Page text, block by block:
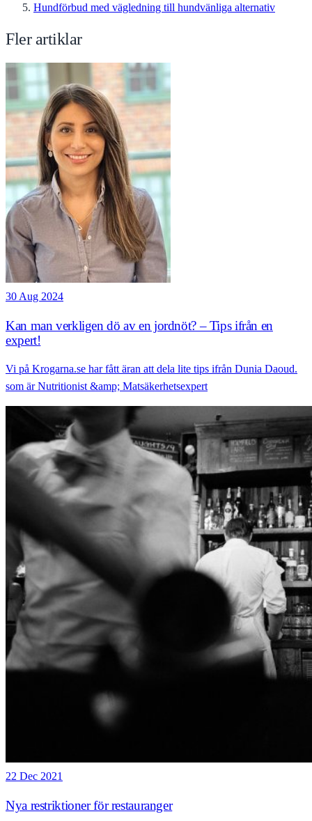
Hundförbud med vägledning till hundvänliga alternativ
Fler artiklar
30 Aug 2024
Kan man verkligen dö av en jordnöt? – Tips ifrån en
expert!
Vi på Krogarna.se har fått äran att dela lite tips ifrån Dunia Daoud.
som är Nutritionist &amp; Matsäkerhetsexpert
22 Dec 2021
Nya restriktioner för restauranger